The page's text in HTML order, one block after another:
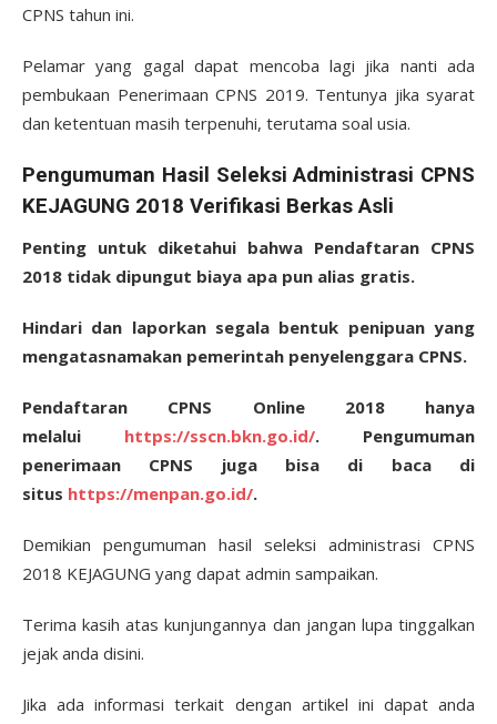
CPNS tahun ini.
Pelamar yang gagal dapat mencoba lagi jika nanti ada
pembukaan Penerimaan CPNS 2019. Tentunya jika syarat
dan ketentuan masih terpenuhi, terutama soal usia.
Pengumuman Hasil Seleksi Administrasi CPNS
KEJAGUNG 2018 Verifikasi Berkas Asli
Penting untuk diketahui bahwa Pendaftaran CPNS
2018 tidak dipungut biaya apa pun alias gratis.
Hindari dan laporkan segala bentuk penipuan yang
mengatasnamakan pemerintah penyelenggara CPNS.
Pendaftaran CPNS Online 2018 hanya
melalui https://sscn.bkn.go.id/. Pengumuman
penerimaan CPNS juga bisa di baca di
situs https://menpan.go.id/.
Demikian pengumuman hasil seleksi administrasi CPNS
2018 KEJAGUNG yang dapat admin sampaikan.
Terima kasih atas kunjungannya dan jangan lupa tinggalkan
jejak anda disini.
Jika ada informasi terkait dengan artikel ini dapat anda